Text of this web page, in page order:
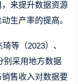
来提升数据资源
生产率的提高。
等（2023）、
别采用地方数据
售收入对数据要